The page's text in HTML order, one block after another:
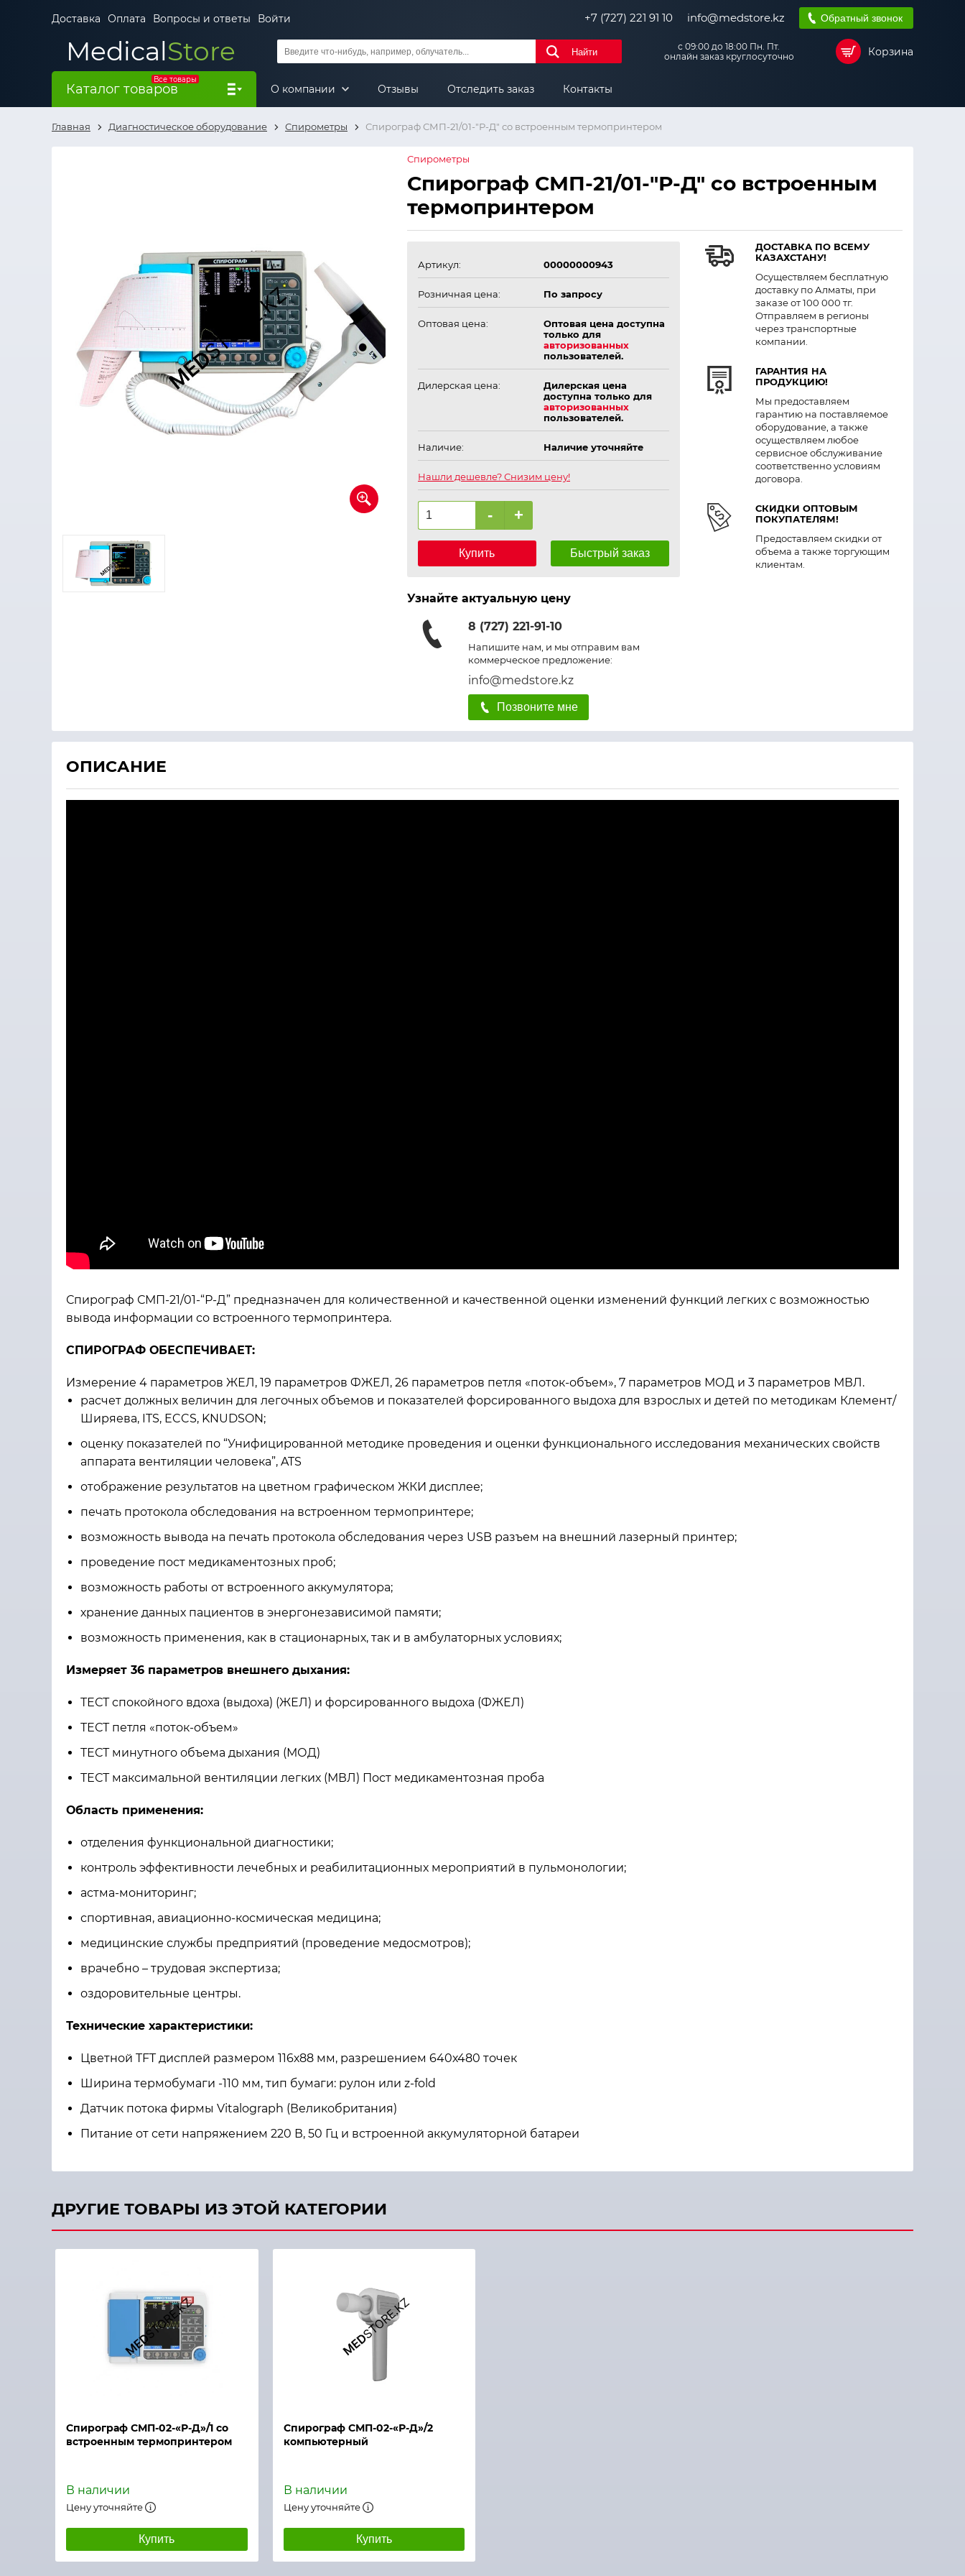
Доставка Оплата Вопросы и ответы Войти +7 (727) 221 91 10 info@medstore.kz Обратный звонок
MedicalStore Найти
с 09:00 до 18:00 Пн. Пт.
онлайн заказ круглосуточно
Корзина
Все товары
Каталог товаров О компании Отзывы Отследить заказ Контакты
Главная Диагностическое оборудование Спирометры Спирограф СМП-21/01-"Р-Д" со встроенным термопринтером
Спирометры
Спирограф СМП-21/01-"Р-Д" со встроенным
термопринтером
Артикул: 00000000943
Розничная цена: По запросу
Оптовая цена:
Оптовая цена доступна
только для
авторизованных
пользователей.
Дилерская цена:
Дилерская цена
доступна только для
авторизованных
пользователей.
Наличие: Наличие уточняйте
Нашли дешевле? Снизим цену!
- +
Купить Быстрый заказ
Узнайте актуальную цену
8 (727) 221-91-10
Напишите нам, и мы отправим вам
коммерческое предложение:
info@medstore.kz
Позвоните мне
ДОСТАВКА ПО ВСЕМУ
КАЗАХСТАНУ!
Осуществляем бесплатную
доставку по Алматы, при
заказе от 100 000 тг.
Отправляем в регионы
через транспортные
компании.
ГАРАНТИЯ НА
ПРОДУКЦИЮ!
Мы предоставляем
гарантию на поставляемое
оборудование, а также
осуществляем любое
сервисное обслуживание
соответственно условиям
договора.
СКИДКИ ОПТОВЫМ
ПОКУПАТЕЛЯМ!
Предоставляем скидки от
объема а также торгующим
клиентам.
ОПИСАНИЕ
Спирограф СМП-21/01-“Р-Д” предназначен для количественной и качественной оценки изменений функций легких с возможностью
вывода информации со встроенного термопринтера.
СПИРОГРАФ ОБЕСПЕЧИВАЕТ:
Измерение 4 параметров ЖЕЛ, 19 параметров ФЖЕЛ, 26 параметров петля «поток-объем», 7 параметров МОД и 3 параметров МВЛ.
расчет должных величин для легочных объемов и показателей форсированного выдоха для взрослых и детей по методикам Клемент/
Ширяева, ITS, ECCS, KNUDSON;
оценку показателей по “Унифицированной методике проведения и оценки функционального исследования механических свойств
аппарата вентиляции человека”, ATS
отображение результатов на цветном графическом ЖКИ дисплее;
печать протокола обследования на встроенном термопринтере;
возможность вывода на печать протокола обследования через USB разъем на внешний лазерный принтер;
проведение пост медикаментозных проб;
возможность работы от встроенного аккумулятора;
хранение данных пациентов в энергонезависимой памяти;
возможность применения, как в стационарных, так и в амбулаторных условиях;
Измеряет 36 параметров внешнего дыхания:
ТЕСТ спокойного вдоха (выдоха) (ЖЕЛ) и форсированного выдоха (ФЖЕЛ)
ТЕСТ петля «поток-объем»
ТЕСТ минутного объема дыхания (МОД)
ТЕСТ максимальной вентиляции легких (МВЛ) Пост медикаментозная проба
Область применения:
отделения функциональной диагностики;
контроль эффективности лечебных и реабилитационных мероприятий в пульмонологии;
астма-мониторинг;
спортивная, авиационно-космическая медицина;
медицинские службы предприятий (проведение медосмотров);
врачебно – трудовая экспертиза;
оздоровительные центры.
Технические характеристики:
Цветной TFT дисплей размером 116х88 мм, разрешением 640х480 точек
Ширина термобумаги -110 мм, тип бумаги: рулон или z-fold
Датчик потока фирмы Vitalograph (Великобритания)
Питание от сети напряжением 220 В, 50 Гц и встроенной аккумуляторной батареи
ДРУГИЕ ТОВАРЫ ИЗ ЭТОЙ КАТЕГОРИИ
Спирограф СМП-02-«Р-Д»/1 со
встроенным термопринтером
В наличии
Цену уточняйте
Купить
Спирограф СМП-02-«Р-Д»/2
компьютерный
В наличии
Цену уточняйте
Купить